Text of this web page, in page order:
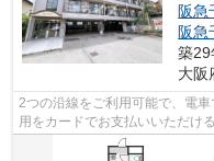
阪急
阪急
築29
大阪
2つの沿線をご利用可能で、電
用をカードでお支払いいただけ
です。魅力的な駅近の物件で、